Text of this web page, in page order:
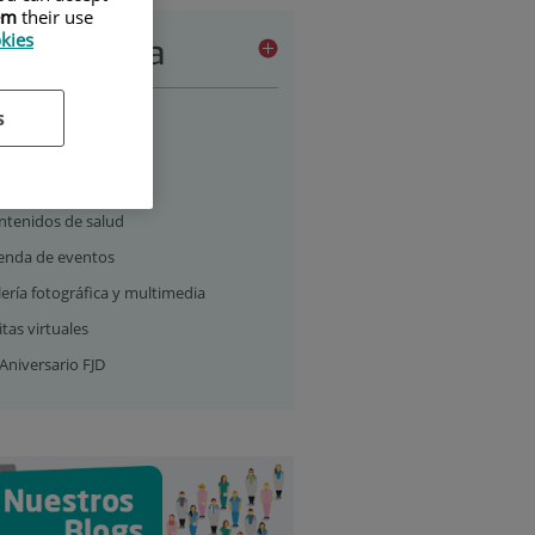
de prensa
de salud
de eventos
fotográfica y multimedia
virtuales
FJD
their use